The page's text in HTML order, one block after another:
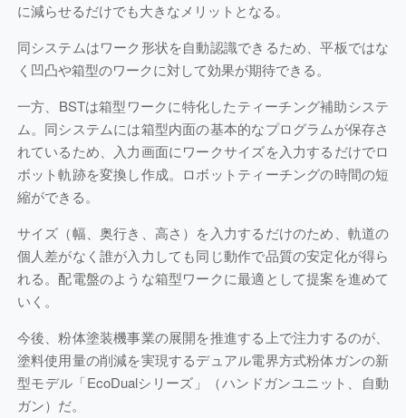
に減らせるだけでも大きなメリットとなる。
同システムはワーク形状を自動認識できるため、平板ではな
く凹凸や箱型のワークに対して効果が期待できる。
一方、BSTは箱型ワークに特化したティーチング補助システ
ム。同システムには箱型内面の基本的なプログラムが保存さ
れているため、入力画面にワークサイズを入力するだけでロ
ボット軌跡を変換し作成。ロボットティーチングの時間の短
縮ができる。
サイズ（幅、奥行き、高さ）を入力するだけのため、軌道の
個人差がなく誰が入力しても同じ動作で品質の安定化が得ら
れる。配電盤のような箱型ワークに最適として提案を進めて
いく。
今後、粉体塗装機事業の展開を推進する上で注力するのが、
塗料使用量の削減を実現するデュアル電界方式粉体ガンの新
型モデル「EcoDualシリーズ」（ハンドガンユニット、自動
ガン）だ。